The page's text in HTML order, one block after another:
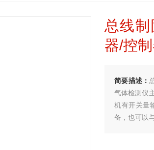
总线
器/控
简要描述：
气体检测仪
机有开关量
备，也可以